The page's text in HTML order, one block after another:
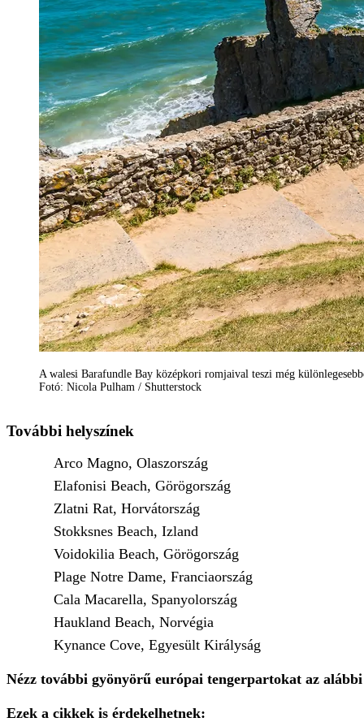
A walesi Barafundle Bay középkori romjaival teszi még
Fotó: Nicola Pulham / Shutterstock
További helyszínek
Arco Magno, Olaszország
Elafonisi Beach, Görögország
Zlatni Rat, Horvátország
Stokksnes Beach, Izland
Voidokilia Beach, Görögország
Plage Notre Dame, Franciaország
Cala Macarella, Spanyolország
Haukland Beach, Norvégia
Kynance Cove, Egyesült Királyság
Nézz további gyönyörű európai tengerpartokat az
Ezek a cikkek is érdekelhetnek: